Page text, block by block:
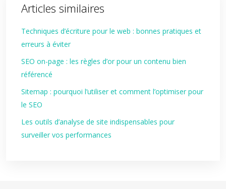
Articles similaires
Techniques d’écriture pour le web : bonnes pratiques et
erreurs à éviter
SEO on-page : les règles d’or pour un contenu bien
référencé
Sitemap : pourquoi l’utiliser et comment l’optimiser pour
le SEO
Les outils d’analyse de site indispensables pour
surveiller vos performances